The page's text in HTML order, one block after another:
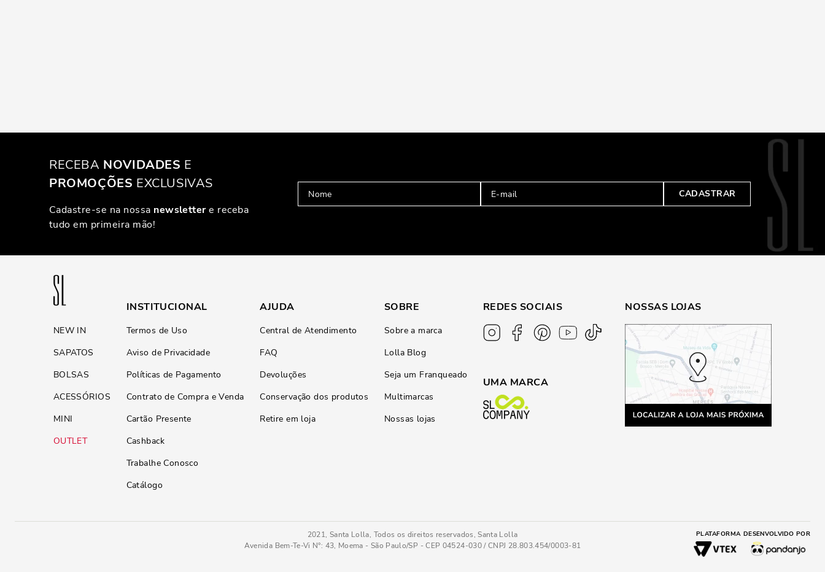
RECEBA NOVIDADES E
PROMOÇÕES EXCLUSIVAS
Cadastre-se na nossa newslettere receba
tudo em primeira mão!
CADASTRAR
NEW IN
SAPATOS
BOLSAS
ACESSÓRIOS
MINI
OUTLET
INSTITUCIONAL
Termos de Uso
Aviso de Privacidade
Políticas de Pagamento
Contrato de Compra e Venda
Cartão Presente
Cashback
Trabalhe Conosco
Catálogo
AJUDA
Central de Atendimento
FAQ
Devoluções
Conservação dos produtos
Retire em loja
SOBRE
Sobre a marca
Lolla Blog
Seja um Franqueado
Multimarcas
Nossas lojas
REDES SOCIAIS
UMA MARCA
NOSSAS LOJAS
2021, Santa Lolla, Todos os direitos reservados, Santa Lolla
Avenida Bem-Te-Vi N°: 43, Moema - São Paulo/SP - CEP 04524-030 / CNPJ 28.803.454/0003-81
PLATAFORMA DESENVOLVIDO POR